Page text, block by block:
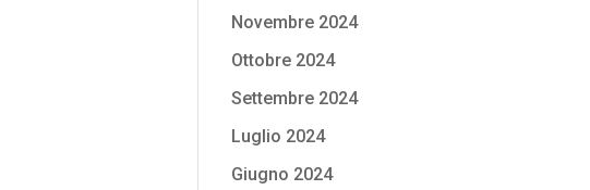
Novembre 2024
Ottobre 2024
Settembre 2024
Luglio 2024
Giugno 2024